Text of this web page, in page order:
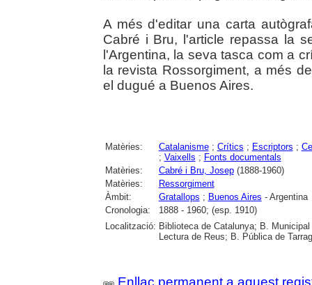
A més d'editar una carta
Cabré i Bru, l'article repassa la
l'Argentina, la seva tasca com a
la revista Rossorgiment, a més
el dugué a Buenos Aires.
Matèries: Catalanisme; Crítics ; Escriptors ;
; Vaixells ; Fonts documentals
Matèries:
Cabré i Bru, Josep(1888-1960)
Matèries:
Ressorgiment
Àmbit:
Gratallops ; Buenos Aires - Argentina
Cronologia:
1888 - 1960; (esp. 1910)
Localització: Biblioteca de Catalunya; B.
Lectura de Reus; B. Pública de
Enllaç permanent a aquest